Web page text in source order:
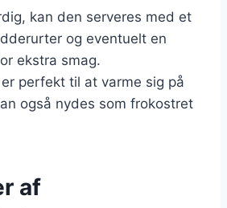
kan den serveres med et
og eventuelt en
ekstra smag.
perfekt til at varme sig på
også nydes som frokostret
af